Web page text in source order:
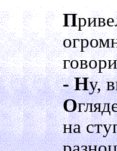
П
- Ну,
О
на